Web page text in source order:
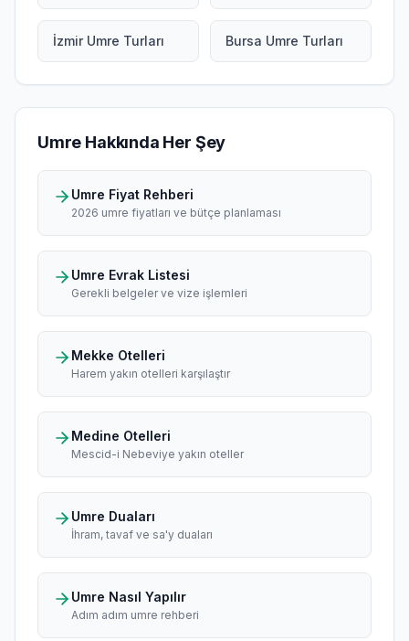
İzmir Umre Turları Bursa Umre Turları
Umre Hakkında Her Şey
Umre Fiyat Rehberi
2026 umre fiyatları ve bütçe planlaması
Umre Evrak Listesi
Gerekli belgeler ve vize işlemleri
Mekke Otelleri
Harem yakın otelleri karşılaştır
Medine Otelleri
Mescid-i Nebeviye yakın oteller
Umre Duaları
İhram, tavaf ve sa'y duaları
Umre Nasıl Yapılır
Adım adım umre rehberi